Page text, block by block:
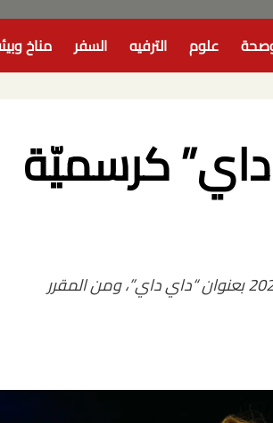
علوم الترفيه السفر مناخ
داي” كرسميّة
كشفت نجمة البوب العالمية شاكيرا عن الأغنية الرسمية لكأس العالم 2026 بعنوان “داي داي”، ومن المقرر